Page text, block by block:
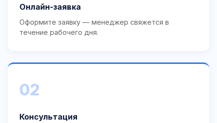
Онлайн-заявка
Оформите заявку — менеджер свяжется в
течение рабочего дня.
02
Консультация